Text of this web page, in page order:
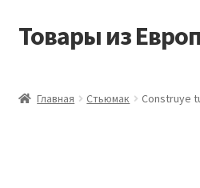
Перейти
Перейти
Товары из
Главная Стьюмак Construye